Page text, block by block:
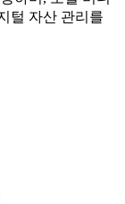
털 자산 관리를